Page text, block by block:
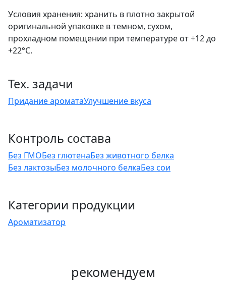
Условия хранения: хранить в плотно закрытой
оригинальной упаковке в темном, сухом,
прохладном помещении при температуре от +12 до
+22°C.
Тех. задачи
Придание ароматаУлучшение вкуса
Контроль состава
Без ГМОБез глютенаБез животного белка
Без лактозыБез молочного белкаБез сои
Категории продукции
Ароматизатор
рекомендуем